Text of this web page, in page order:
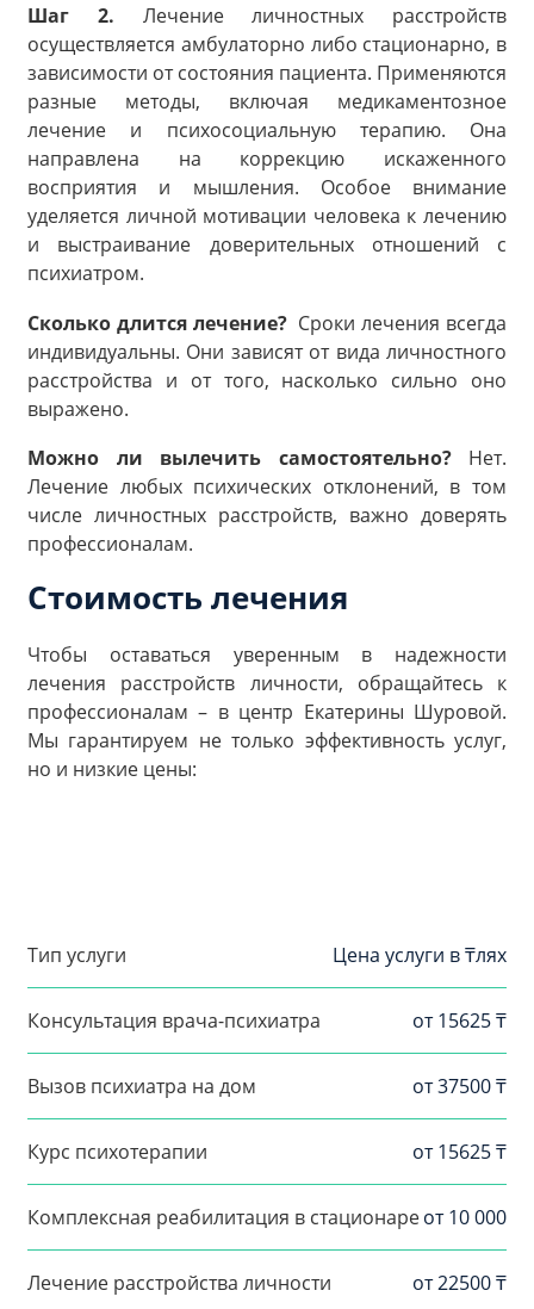
Шаг 2. Лечение личностных расстройств
осуществляется амбулаторно либо стационарно, в
зависимости от состояния пациента. Применяются
разные методы, включая медикаментозное
лечение и психосоциальную терапию. Она
направлена на коррекцию искаженного
восприятия и мышления. Особое внимание
уделяется личной мотивации человека к лечению
и выстраивание доверительных отношений с
психиатром.
Сколько длится лечение?Сроки лечения всегда
индивидуальны. Они зависят от вида личностного
расстройства и от того, насколько сильно оно
выражено.
Можно ли вылечить самостоятельно?Нет.
Лечение любых психических отклонений, в том
числе личностных расстройств, важно доверять
профессионалам.
Стоимость лечения
Чтобы оставаться уверенным в надежности
лечения расстройств личности, обращайтесь к
профессионалам – в центр Екатерины Шуровой.
Мы гарантируем не только эффективность услуг,
но и низкие цены:
Тип услуги Цена услуги в ₸лях
Консультация врача-психиатра от 15625 ₸
Вызов психиатра на дом от 37500 ₸
Курс психотерапии от 15625 ₸
Комплексная реабилитация в стационареот 10 000
Лечение расстройства личности от 22500 ₸